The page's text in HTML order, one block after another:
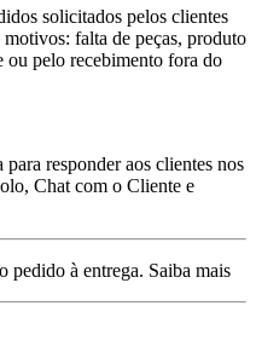
solicitados pelos clientes
falta de peças, produto
ou pelo recebimento fora do
responder aos clientes nos
Chat com o Cliente e
pedido à entrega. Saiba mais